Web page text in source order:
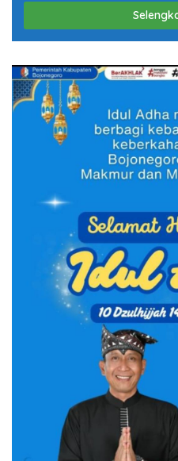
Korban